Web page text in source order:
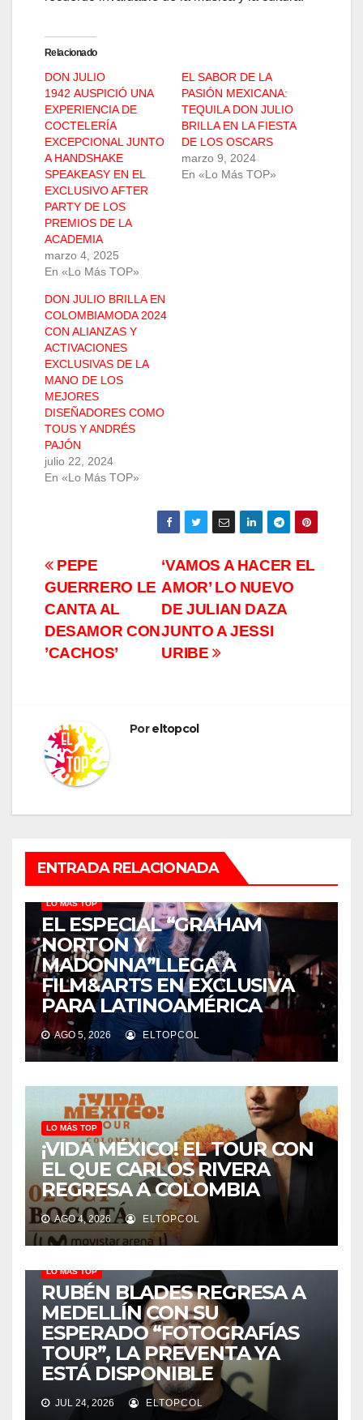
Relacionado
DON JULIO
1942 AUSPICIÓ UNA
EXPERIENCIA DE
COCTELERÍA
EXCEPCIONAL JUNTO
A HANDSHAKE
SPEAKEASY EN EL
EXCLUSIVO AFTER
PARTY DE LOS
PREMIOS DE LA
ACADEMIA
marzo 4, 2025
En «Lo Más TOP»
EL SABOR DE LA
PASIÓN MEXICANA:
TEQUILA DON JULIO
BRILLA EN LA FIESTA
DE LOS OSCARS
marzo 9, 2024
En «Lo Más TOP»
DON JULIO BRILLA EN
COLOMBIAMODA 2024
CON ALIANZAS Y
ACTIVACIONES
EXCLUSIVAS DE LA
MANO DE LOS
MEJORES
DISEÑADORES COMO
TOUS Y ANDRÉS
PAJÓN
julio 22, 2024
En «Lo Más TOP»
Navegación
de
entradas
‘VAMOS A HACER EL
AMOR’ LO NUEVO
DE JULIAN DAZA
JUNTO A JESSI
URIBE
PEPE
GUERRERO LE
CANTA AL
DESAMOR CON
’CACHOS’
Poreltopcol
ENTRADA RELACIONADA
LO MÁS TOP
EL ESPECIAL “GRAHAM
NORTON Y
MADONNA”LLEGA A
FILM&ARTS EN EXCLUSIVA
PARA LATINOAMÉRICA
AGO 5, 2026 ELTOPCOL
LO MÁS TOP
¡VIDA MÉXICO! EL TOUR CON
EL QUE CARLOS RIVERA
REGRESA A COLOMBIA
AGO 4, 2026 ELTOPCOL
LO MÁS TOP
RUBÉN BLADES REGRESA A
MEDELLÍN CON SU
ESPERADO “FOTOGRAFÍAS
TOUR”, LA PREVENTA YA
ESTÁ DISPONIBLE
JUL 24, 2026 ELTOPCOL